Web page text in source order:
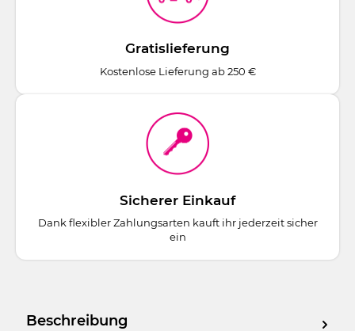
Gratislieferung
Kostenlose Lieferung ab 250 €
Sicherer Einkauf
Dank flexibler Zahlungsarten kauft ihr jederzeit sicher
ein
Beschreibung